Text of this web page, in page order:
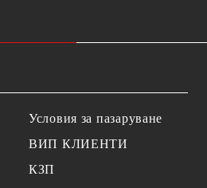
Условия за пазаруване
ВИП КЛИЕНТИ
КЗП